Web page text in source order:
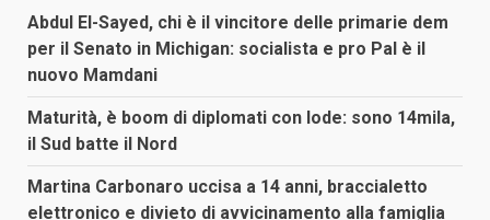
Abdul El-Sayed, chi è il vincitore delle primarie dem
per il Senato in Michigan: socialista e pro Pal è il
nuovo Mamdani
Maturità, è boom di diplomati con lode: sono 14mila,
il Sud batte il Nord
Martina Carbonaro uccisa a 14 anni, braccialetto
elettronico e divieto di avvicinamento alla famiglia